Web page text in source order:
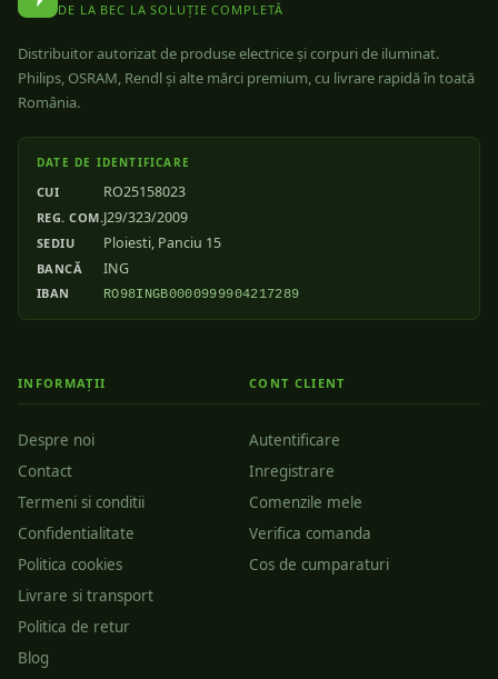
DE LA BEC LA SOLUȚIE COMPLETĂ
Distribuitor autorizat de produse electrice și corpuri de iluminat.
Philips, OSRAM, Rendl și alte mărci premium, cu livrare rapidă în toată
România.
DATE DE IDENTIFICARE
CUI RO25158023
REG. COM.J29/323/2009
SEDIU Ploiesti, Panciu 15
BANCĂ ING
IBAN RO98INGB0000999904217289
INFORMAȚII
Despre noi
Contact
Termeni si conditii
Confidentialitate
Politica cookies
Livrare si transport
Politica de retur
Blog
CONT CLIENT
Autentificare
Inregistrare
Comenzile mele
Verifica comanda
Cos de cumparaturi